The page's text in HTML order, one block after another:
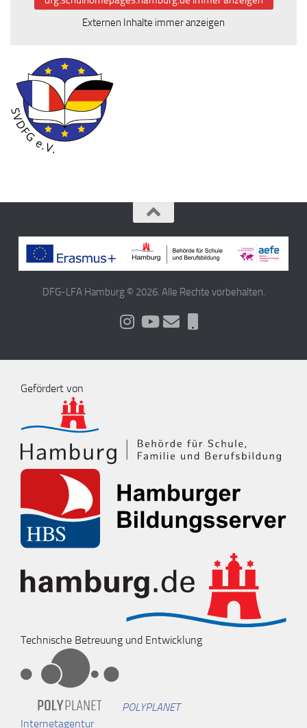
Externen Inhalte immer anzeigen
DFG-LFA Hamburg © 2026. Alle Rechte vorbehalten.
Gefördert von
Technische Betreuung und Entwicklung
POLYPLANET
Internetagentur